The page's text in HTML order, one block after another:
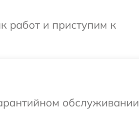
работ и приступим к
обслуживании